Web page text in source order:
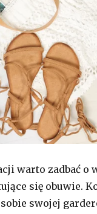
warto zadbać o
się obuwie.
swojej